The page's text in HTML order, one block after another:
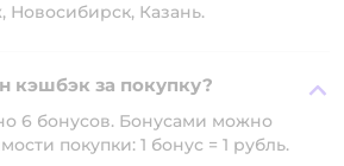
Казань.
кэшбэк за покупку?
6 бонусов. Бонусами можно
покупки: 1 бонус = 1 рубль.